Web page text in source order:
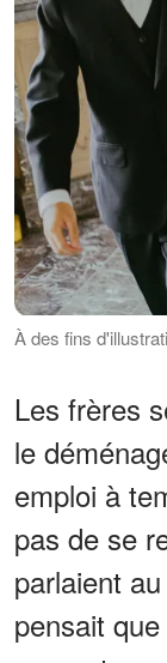
À des fins
Les frères
le
emploi à
pas de se
parlaient
pensait